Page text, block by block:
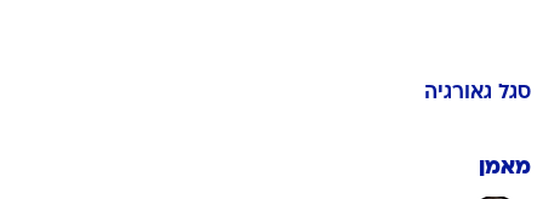
סגל גאורגיה
מאמן